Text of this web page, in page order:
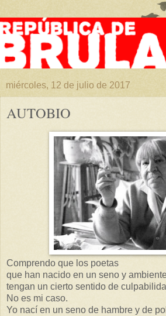
miércoles, 12 de julio de 2017
AUTOBIO
Comprendo que los poetas
que han nacido en un seno y
tengan un cierto sentido de
No es mi caso.
Yo nací en un seno de hambre y de